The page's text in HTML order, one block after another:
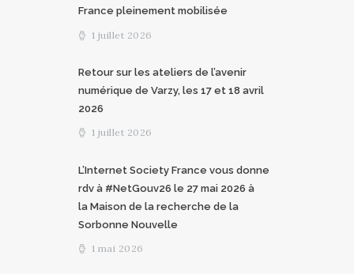
France pleinement mobilisée
1 juillet 2026
Retour sur les ateliers de l’avenir
numérique de Varzy, les 17 et 18 avril
2026
1 juillet 2026
L’Internet Society France vous donne
rdv à #NetGouv26 le 27 mai 2026 à
la Maison de la recherche de la
Sorbonne Nouvelle
1 mai 2026